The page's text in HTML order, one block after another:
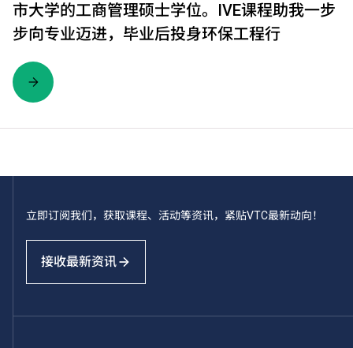
市大学的工商管理硕士学位。IVE课程助我一步
步向专业迈进，毕业后投身环保工程行
立即订阅我们，获取课程、活动等资讯，紧贴VTC最新动向！
接收最新资讯